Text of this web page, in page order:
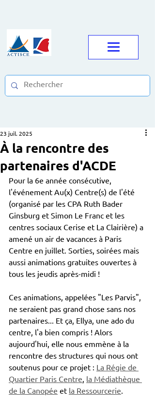
À la rencontre des
partenaires d'ACDE
23 juil. 2025
Pour la 6e année consécutive,
l'événement Au(x) Centre(s) de l'été
(organisé par les CPA Ruth Bader
Ginsburg et Simon Le Franc et les
centres sociaux Cerise et La Clairière) a
amené un air de vacances à Paris
Centre en juillet. Sorties, soirées mais
aussi animations gratuites ouvertes à
tous les jeudis après-midi !
Ces animations, appelées "Les Parvis",
ne seraient pas grand chose sans nos
partenaires... Et ça, Ellya, une ado du
centre, l'a bien compris ! Alors
aujourd'hui, elle nous emmène à la
rencontre des structures qui nous ont
soutenus pour ce projet : La Régie de
Quartier Paris Centre, la Médiathèque
de la Canopée et la Ressourcerie.